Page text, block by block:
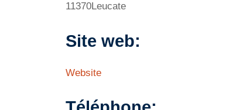
11370Leucate
Site web:
Website